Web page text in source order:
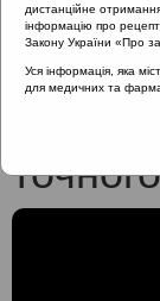
дистанційне
інформацію про
Закону України «Про
Уся інформація, яка
для медичних та